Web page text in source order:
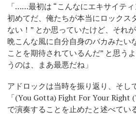
「……最初は “こんなにエキサイテ
初めてだ、俺たちが本当にロックス
ない！” とか思っていたけど、それ
晩こんな風に自分自身のバカみたい
ことを期待されているんだ” と思う
うのは、まあ最悪だね」
アドロックは当時を振り返り、そし
「(You Gotta) Fight For Your Right
で演奏することを止めたと述べている